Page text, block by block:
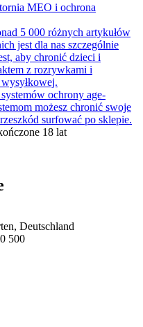
MEO i ochrona
5 000 różnych artykułów
jest dla nas szczególnie
aby chronić dzieci i
z rozrywkami i
ochrony age-
możesz chronić swoje
surfować po sklepie.
18 lat
Deutschland
500